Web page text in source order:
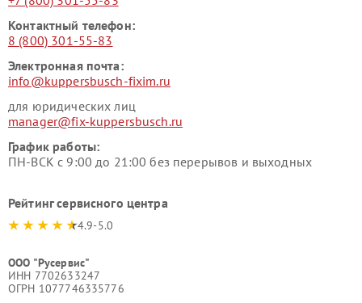
Контактный телефон:
8 (800) 301-55-83
Электронная почта:
info@kuppersbusch-fixim.ru
для юридических лиц
manager@fix-kuppersbusch.ru
График работы:
ПН-ВСК с 9:00 до 21:00 без перерывов и выходных
Рейтинг сервисного центра
4.9-5.0
ООО "Русервис"
ИНН 7702633247
ОГРН 1077746335776